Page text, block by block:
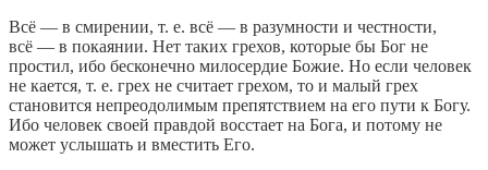
Всё — в смирении, т. е. всё — в разумности и честности,
всё — в покаянии. Нет таких грехов, которые бы Бог не
простил, ибо бесконечно милосердие Божие. Но если человек
не кается, т. е. грех не считает грехом, то и малый грех
становится непреодолимым препятствием на его пути к Богу.
Ибо человек своей правдой восстает на Бога, и потому не
может услышать и вместить Его.